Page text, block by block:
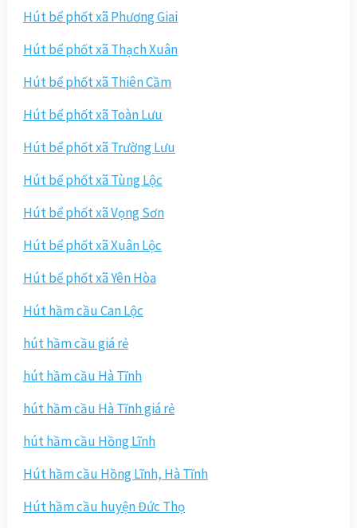
Hút bể phốt xã Phương Giai
Hút bể phốt xã Thạch Xuân
Hút bể phốt xã Thiên Cầm
Hút bể phốt xã Toàn Lưu
Hút bể phốt xã Trường Lưu
Hút bể phốt xã Tùng Lộc
Hút bể phốt xã Vọng Sơn
Hút bể phốt xã Xuân Lộc
Hút bể phốt xã Yên Hòa
Hút hầm cầu Can Lộc
hút hầm cầu giá rẻ
hút hầm cầu Hà Tĩnh
hút hầm cầu Hà Tĩnh giá rẻ
hút hầm cầu Hồng Lĩnh
Hút hầm cầu Hồng Lĩnh, Hà Tĩnh
Hút hầm cầu huyện Đức Thọ